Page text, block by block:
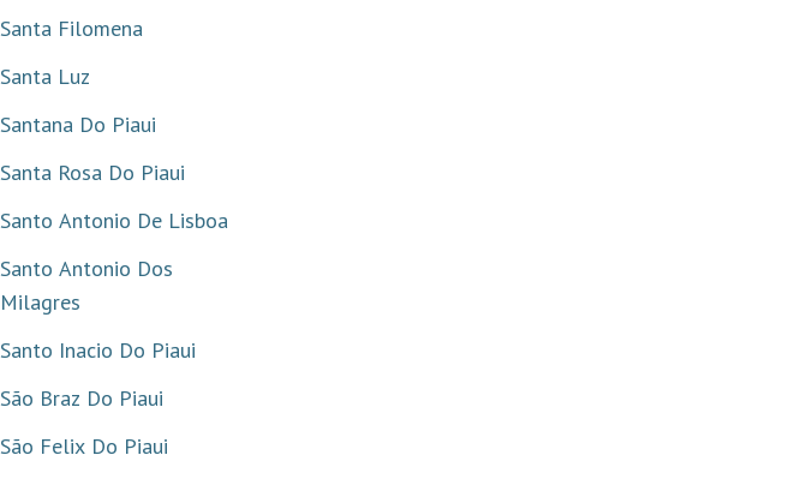
Santa Filomena
Santa Luz
Santana Do Piaui
Santa Rosa Do Piaui
Santo Antonio De Lisboa
Santo Antonio Dos
Milagres
Santo Inacio Do Piaui
São Braz Do Piaui
São Felix Do Piaui